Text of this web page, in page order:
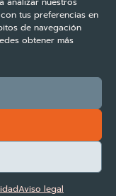
tus preferencias en
de navegación
obtener más
Aviso legal
de privacidad